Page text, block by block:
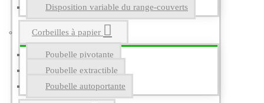
Disposition variable du range-couverts
Corbeilles à papier
Poubelle pivotante
Poubelle extractible
Poubelle autoportante